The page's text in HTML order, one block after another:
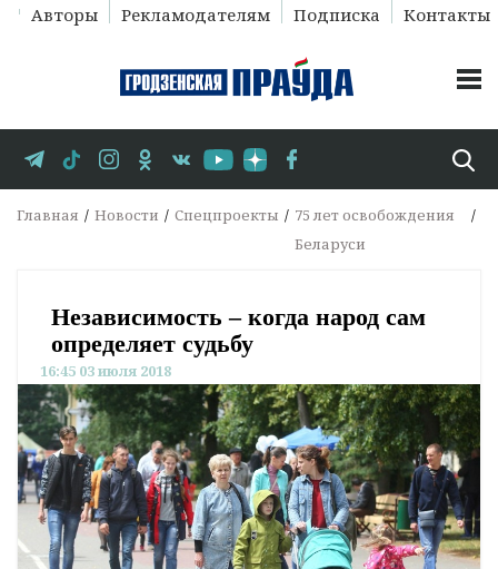
Авторы Рекламодателям Подписка Контакты
Главная Новости Спецпроекты
75 лет освобождения
Беларуси
Независимость – когда народ сам
определяет судьбу
16:45 03 июля 2018